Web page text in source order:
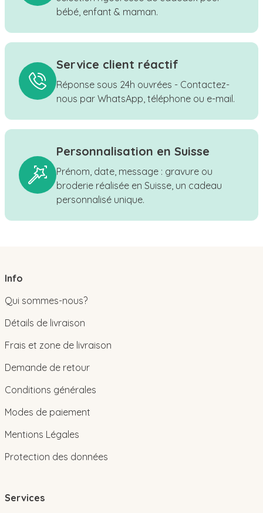
bébé, enfant & maman.
Service client réactif
Réponse sous 24h ouvrées - Contactez-
nous par WhatsApp, téléphone ou e-mail.
Personnalisation en Suisse
Prénom, date, message : gravure ou
broderie réalisée en Suisse, un cadeau
personnalisé unique.
Info
Qui sommes-nous?
Détails de livraison
Frais et zone de livraison
Demande de retour
Conditions générales
Modes de paiement
Mentions Légales
Protection des données
Services